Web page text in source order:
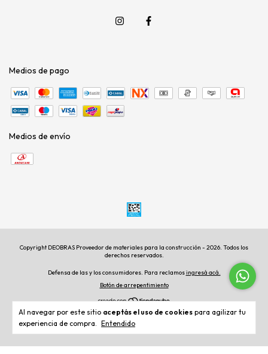
Al navegar por este sitio aceptás el uso de cookies para agilizar tu
experiencia de compra. Entendido
Medios de pago
Medios de envío
Copyright DEOBRAS Proveedor de materiales para la construcción - 2026. Todos los
derechos reservados.
Defensa de las y los consumidores. Para reclamosingresá acá.
Botón de arrepentimiento